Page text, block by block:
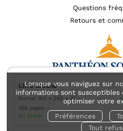
Lorsque vous naviguez sur
informations sont susceptibles
optimiser votre
Préférences
Tout
Livre broché
format 160 x 240 x 22
358 pages
En stock
Questions
Retours et
Mentions légales
Charte des données
Charte de référencement